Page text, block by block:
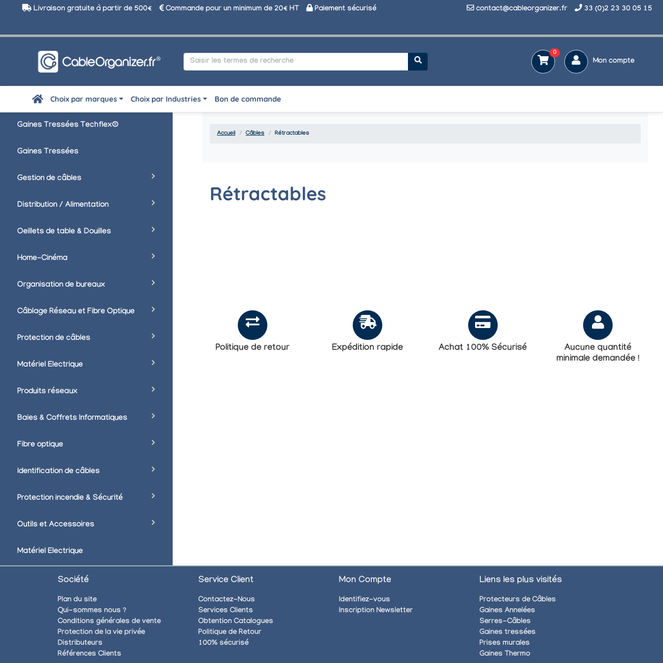
Livraison gratuite à partir de 500€ Commande pour un minimum de 20€ HT Paiement sécurisé contact@cableorganizer.fr 33 (0)2 23 30 05 15
0
Mon compte
Choix par marques Choix par Industries Bon de commande
Gaines Tressées Techflex®
Gaines Tressées
Gestion de câbles
Distribution / Alimentation
Oeillets de table & Douilles
Home-Cinéma
Organisation de bureaux
Câblage Réseau et Fibre Optique
Protection de câbles
Matériel Electrique
Produits réseaux
Baies & Coffrets Informatiques
Fibre optique
Identification de câbles
Protection incendie & Sécurité
Outils et Accessoires
Matériel Electrique
Accueil Câbles Rétractables
Rétractables
Politique de retour Expédition rapide Achat 100% Sécurisé
Aucune quantité
minimale demandée !
Société
Plan du site
Qui-sommes nous ?
Conditions générales de vente
Protection de la vie privée
Distributeurs
Références Clients
Service Client
Contactez-Nous
Services Clients
Obtention Catalogues
Politique de Retour
100% sécurisé
Mon Compte
Identifiez-vous
Inscription Newsletter
Liens les plus visités
Protecteurs de Câbles
Gaines Annelées
Serres-Câbles
Gaines tressées
Prises murales
Gaines Thermo